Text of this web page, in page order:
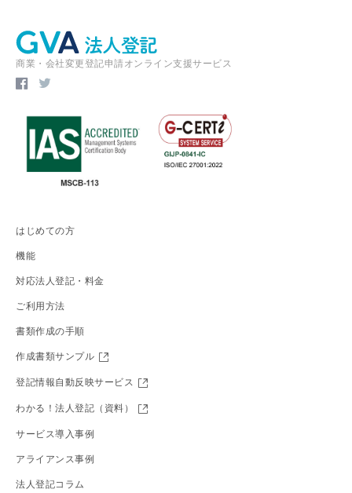
商業・会社変更登記申請オンライン支援サービス
はじめての方
機能
対応法人登記・料金
ご利用方法
書類作成の手順
作成書類サンプル
登記情報自動反映サービス
わかる！法人登記（資料）
サービス導入事例
アライアンス事例
法人登記コラム